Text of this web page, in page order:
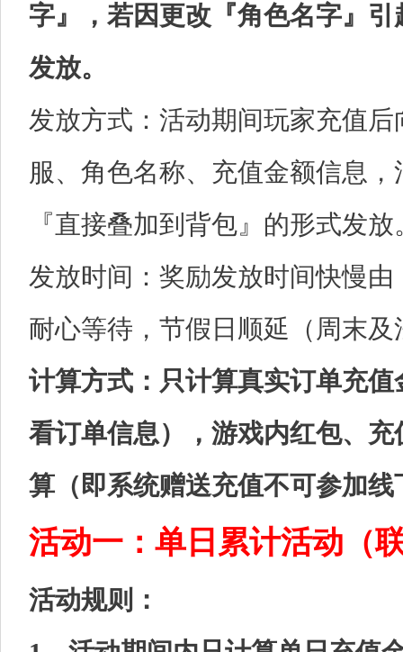
字』，若因更改『角色名字』
发放。
发放方式：活动期间玩家充值
服、角色名称、充值金额信息
『直接叠加到背包』的形式发放
发放时间：奖励发放时间快慢
耐心等待，节假日顺延（周末
计算方式：只计算真实订单充
看订单信息），游戏内红包、
算（即系统赠送充值不可参加线
活动一：单日累计活动（
活动规则：